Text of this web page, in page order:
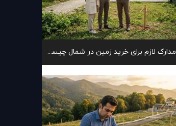
مدارک لازم برای خرید زمین در شمال چیست؟